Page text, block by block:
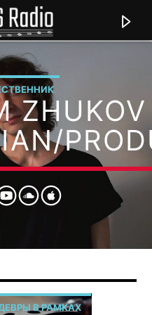
МУЗЫКИ!
В РАМКАХ